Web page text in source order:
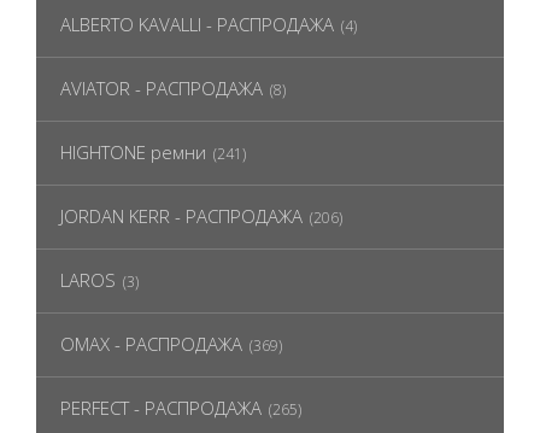
ALBERTO KAVALLI - РАСПРОДАЖА (4)
AVIATOR - РАСПРОДАЖА (8)
HIGHTONE ремни (241)
JORDAN KERR - РАСПРОДАЖА (206)
LAROS (3)
OMAX - РАСПРОДАЖА (369)
PERFECT - РАСПРОДАЖА (265)